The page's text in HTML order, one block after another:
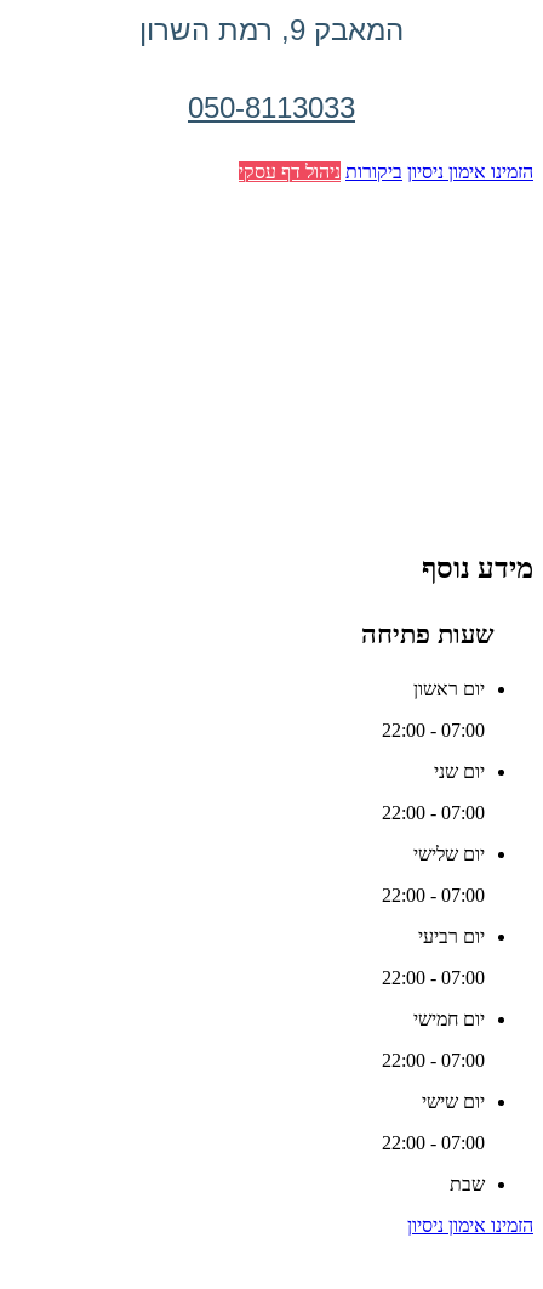
המאבק 9, רמת השרון
050-8113033
הזמינו אימון ניסיון ביקורות ניהול דף עסקי
מידע נוסף
שעות פתיחה
יום ראשון
07:00 - 22:00
יום שני
07:00 - 22:00
יום שלישי
07:00 - 22:00
יום רביעי
07:00 - 22:00
יום חמישי
07:00 - 22:00
יום שישי
07:00 - 22:00
שבת
הזמינו אימון ניסיון